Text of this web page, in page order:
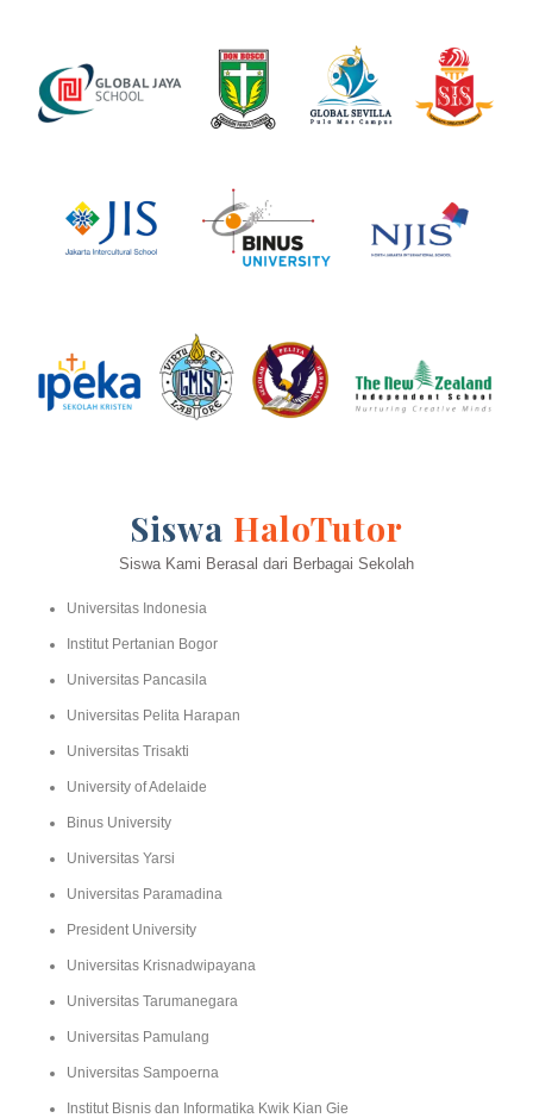
Siswa HaloTutor
Siswa Kami Berasal dari Berbagai Sekolah
Universitas Indonesia
Institut Pertanian Bogor
Universitas Pancasila
Universitas Pelita Harapan
Universitas Trisakti
University of Adelaide
Binus University
Universitas Yarsi
Universitas Paramadina
President University
Universitas Krisnadwipayana
Universitas Tarumanegara
Universitas Pamulang
Universitas Sampoerna
Institut Bisnis dan Informatika Kwik Kian Gie